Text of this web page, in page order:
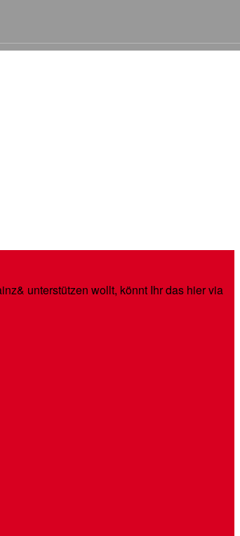
unterstützen wollt, könnt Ihr das hier via